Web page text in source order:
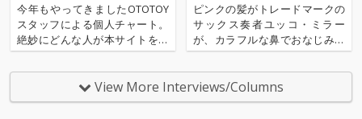
今年もやってきましたOTOTOY
スタッフによる個人チャート。
絶妙にどんな人が本サイトを運
営しているのか？ そんな自己
紹介もちょっとかねておりま
す。2025年は、それぞれなにを
聴いてOTOTOYを作っていたの
りあげる、異色でエキサイティ
ングなグルーヴ
ピンクの髪がトレードマークの
サックス奏者ユッコ・ミラー
が、カラフルな鼻でおなじみの
ピアノ・トリオ、H ZETTRIOと
手を組んだ。実力派同士の異色
のタッグが作り上げた楽曲群
は、それぞれが5曲ずつ書き下
View More Interviews/Columns